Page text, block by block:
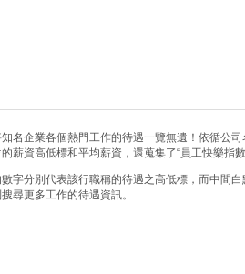
名企業各個熱門工作的待遇一覽無遺！依循公
薪資高低標和平均薪資，還蒐集了“員工快樂指
字分別代表該行職稱的待遇之高低標，而中間
尋更多工作的待遇資訊。